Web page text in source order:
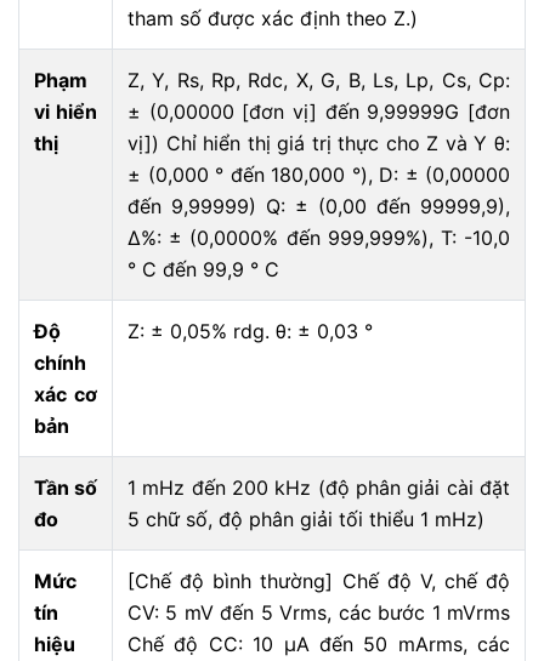
tham số được xác định theo Z.)
Phạm
vi hiển
thị
Z, Y, Rs, Rp, Rdc, X, G, B, Ls, Lp, Cs, Cp:
± (0,00000 [đơn vị] đến 9,99999G [đơn
vị]) Chỉ hiển thị giá trị thực cho Z và Y θ:
± (0,000 ° đến 180,000 °), D: ± (0,00000
đến 9,99999) Q: ± (0,00 đến 99999,9),
Δ%: ± (0,0000% đến 999,999%), T: -10,0
° C đến 99,9 ° C
Độ
chính
xác cơ
bản
Z: ± 0,05% rdg. θ: ± 0,03 °
Tần số
đo
1 mHz đến 200 kHz (độ phân giải cài đặt
5 chữ số, độ phân giải tối thiểu 1 mHz)
Mức
tín
hiệu
[Chế độ bình thường] Chế độ V, chế độ
CV: 5 mV đến 5 Vrms, các bước 1 mVrms
Chế độ CC: 10 μA đến 50 mArms, các